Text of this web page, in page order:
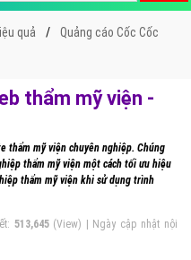
quả
Quảng cáo Cốc Cốc
thẩm mỹ viện -
thẩm mỹ viện chuyên nghiệp. Chúng
thẩm mỹ viện một cách tối ưu hiệu
thẩm mỹ viện khi sử dụng trình
513,645(View) | Ngày cập nhật nội